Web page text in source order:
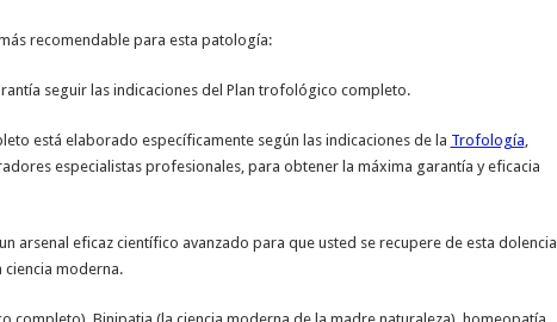
recomendable para esta patología:
seguir las indicaciones del Plan trofológico completo.
está elaborado específicamente según las indicaciones de la Trofología
especialistas profesionales, para obtener la máxima garantía y eficacia
arsenal eficaz científico avanzado para que usted se recupere de esta dolencia
moderna.